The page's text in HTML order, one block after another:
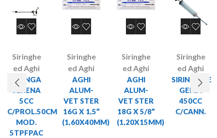
Siringhe
ed Aghi
SIRINGA
SERENA
5CC
C/PROL.50CM
MOD.
5TPFPAC
Siringhe
ed Aghi
AGHI
ALUM-
VET STER
16G X 1,5”
(1,60X40MM)
Siringhe
ed Aghi
AGHI
ALUM-
VET STER
18G X 5/8”
(1,20X15MM)
Siringhe
ed Aghi
SIRINGONE
GENIA
450CC
C/CANN.